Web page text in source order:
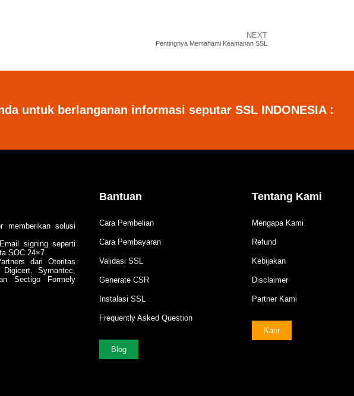
NEXT
Pentingnya Memahami Keamanan SSL
untuk berlanganan informasi seputar SSL INDONESIA :
memberikan solusi
signing seperti
SOC 24×7.
dari Otoritas
Symantec,
Sectigo Formely
Bantuan
Cara Pembelian
Cara Pembayaran
Validasi SSL
Generate CSR
Instalasi SSL
Frequently Asked Question
Blog
Tentang Kami
Mengapa Kami
Refund
Kebijakan
Disclaimer
Partner Kami
Karir